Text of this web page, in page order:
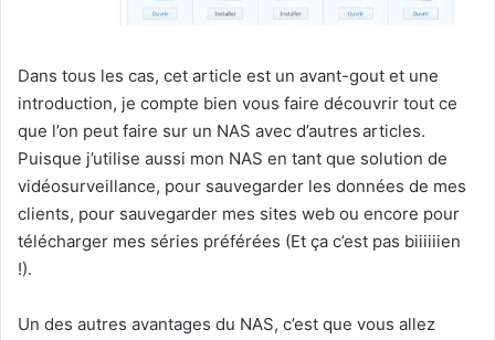
Dans tous les cas, cet article est un avant-gout et une
introduction, je compte bien vous faire découvrir tout ce
que l’on peut faire sur un NAS avec d’autres articles.
Puisque j’utilise aussi mon NAS en tant que solution de
vidéosurveillance, pour sauvegarder les données de mes
clients, pour sauvegarder mes sites web ou encore pour
télécharger mes séries préférées (Et ça c’est pas biiiiiien
!).
Un des autres avantages du NAS, c’est que vous allez